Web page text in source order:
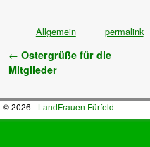
Allgemein permalink
Artikelnavigation
← Ostergrüße für die
Mitglieder
© 2026 - LandFrauen Fürfeld